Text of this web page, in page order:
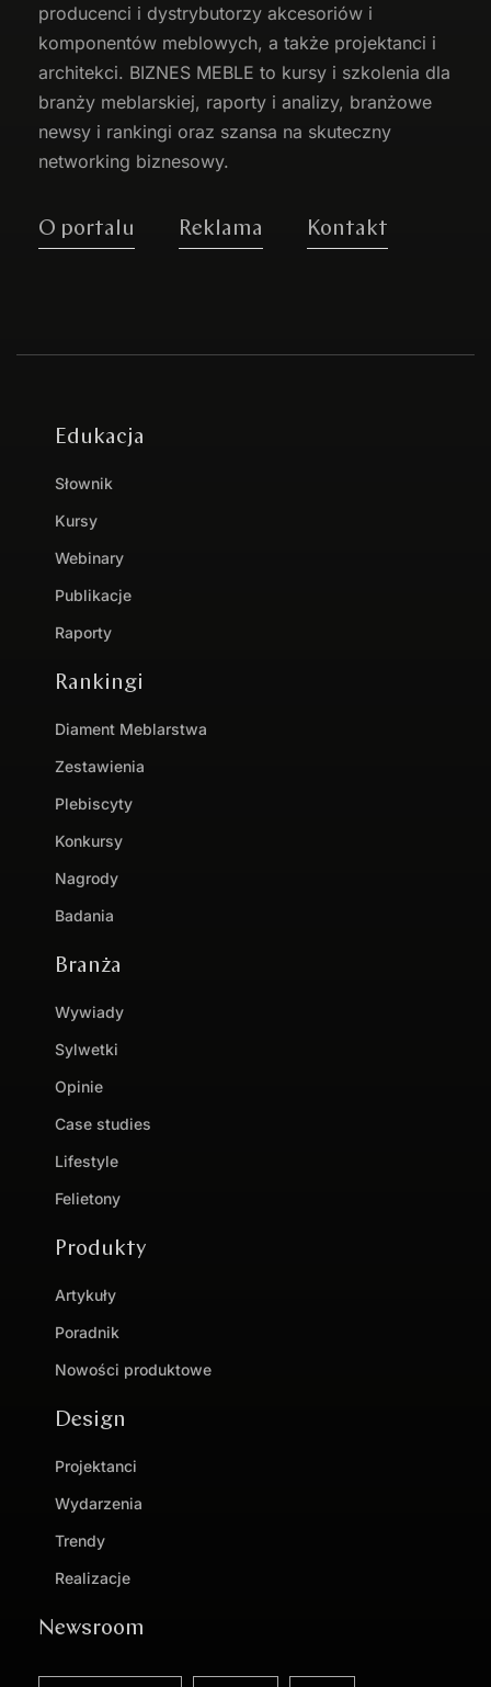
producenci i dystrybutorzy akcesoriów i
komponentów meblowych, a także projektanci i
architekci. BIZNES MEBLE to kursy i szkolenia dla
branży meblarskiej, raporty i analizy, branżowe
newsy i rankingi oraz szansa na skuteczny
networking biznesowy.
O portalu Reklama Kontakt
Edukacja
Słownik
Kursy
Webinary
Publikacje
Raporty
Rankingi
Diament Meblarstwa
Zestawienia
Plebiscyty
Konkursy
Nagrody
Badania
Branża
Wywiady
Sylwetki
Opinie
Case studies
Lifestyle
Felietony
Produkty
Artykuły
Poradnik
Nowości produktowe
Design
Projektanci
Wydarzenia
Trendy
Realizacje
Newsroom